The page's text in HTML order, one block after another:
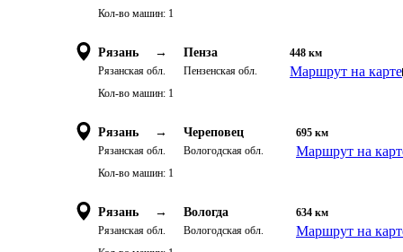
Кол-во машин: 1
Рязань →
Рязанская обл.
Пенза
Пензенская обл.
448 км
Маршрут на карте
Кол-во машин: 1
Рязань →
Рязанская обл.
Череповец
Вологодская обл.
695 км
Маршрут на
Кол-во машин: 1
Рязань →
Рязанская обл.
Вологда
Вологодская обл.
634 км
Маршрут на